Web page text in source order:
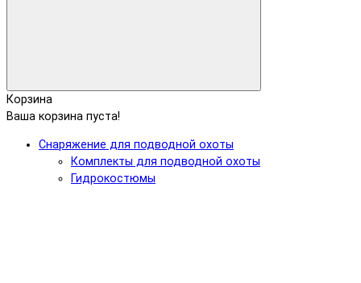
Корзина
Ваша корзина пуста!
Снаряжение для подводной охоты
Комплекты для подводной охоты
Гидрокостюмы